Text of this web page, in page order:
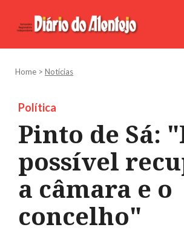
Home > Notícias
Política
Pinto de Sá:
possível
a câmara e o
concelho"